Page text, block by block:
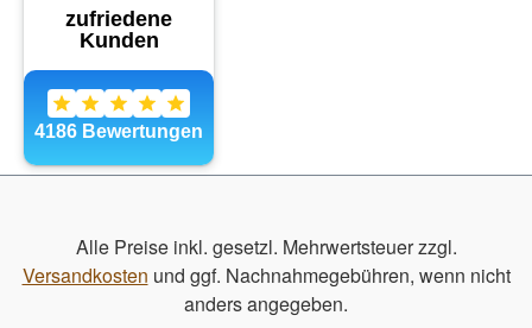
Alle Preise inkl. gesetzl. Mehrwertsteuer zzgl.
Versandkosten und ggf. Nachnahmegebühren, wenn nicht
anders angegeben.